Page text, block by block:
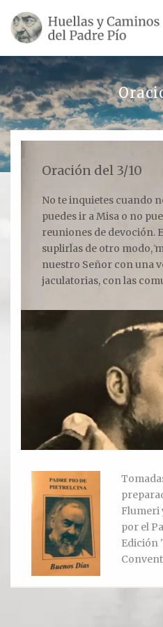
SU VIDA
Escultores
Revista «La Voz del
Contar mi testimonio
LUGARES
Compartir un lugar
EL MILAGRO
El Milagro
Relación con Flia.
Galería y testimonios
Reliquias
ORACIONES
Oración del 3/10
No te inquietes cuando
puedes ir a Misa o no
reuniones de devoción.
suplirlas de otro modo,
nuestro Señor con una
jaculatorias, con las
Flumeri
por el
Edición